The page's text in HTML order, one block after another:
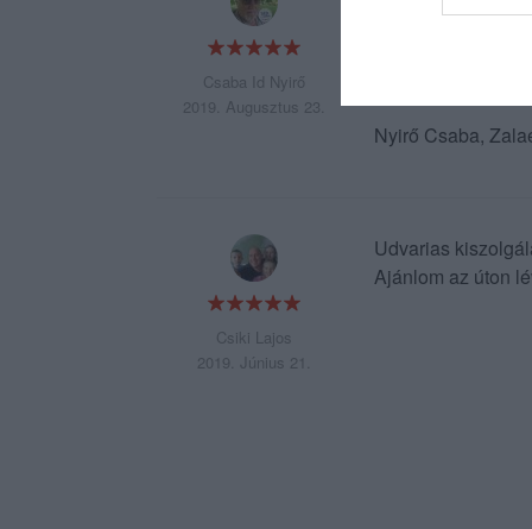
Csaba Id Nyirő
2019. Augusztus 23.
vállalkozás,
eddig
meg ő is. Nem
Nyirő Csaba,
Csiki Lajos
2019. Június 21.
Udvarias
Ajánlom az úton